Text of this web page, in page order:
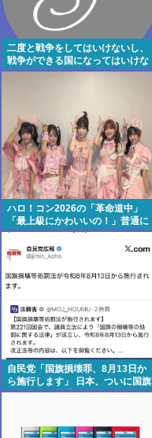
二度と戦争をしてはいけないし、
戦争ができる国になってはいけな
い
ハロ！コン2026の「革命道中」
「最上級にかわいいの！」普通に
好評wwwww
自民党「国旗損壊罪、8月13日か
ら施行します」 日本、ついに国旗
を燃やすと逮捕される国へwww